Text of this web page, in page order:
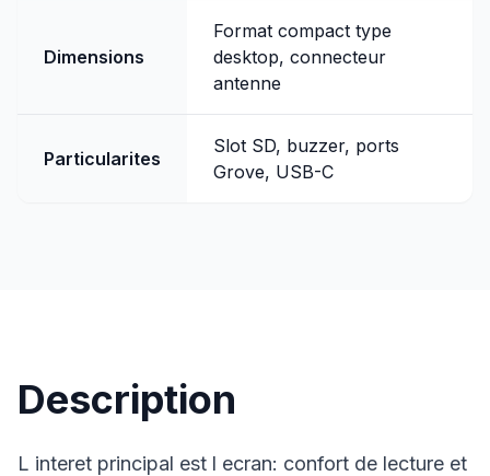
Dimensions
Format compact type
desktop, connecteur
antenne
Particularites
Slot SD, buzzer, ports
Grove, USB-C
Description
L interet principal est l ecran: confort de lecture et